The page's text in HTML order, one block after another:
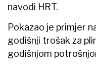
navodi HRT.
Pokazao je primjer
godišnji trošak za
godišnjom